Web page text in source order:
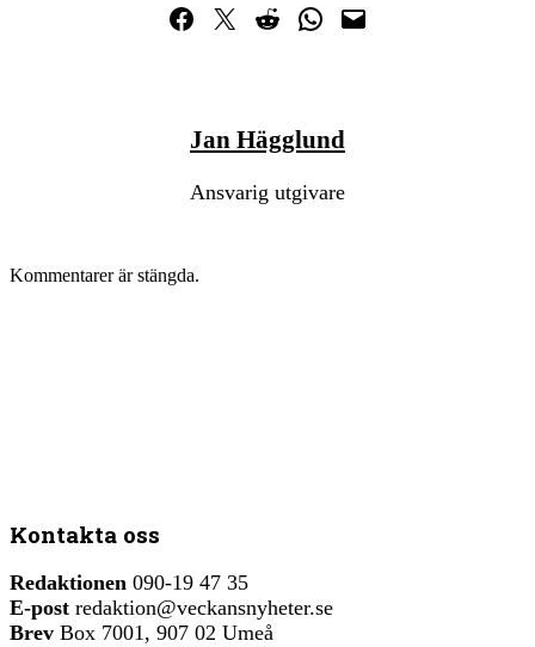
Dela på Facebook
Dela på TwitterDela på RedditDela i WhatsApp
Maila en länk
Jan Hägglund
Ansvarig utgivare
Kommentarer är stängda.
Kontakta oss
Redaktionen 090-19 47 35
E-post redaktion@veckansnyheter.se
Brev Box 7001, 907 02 Umeå